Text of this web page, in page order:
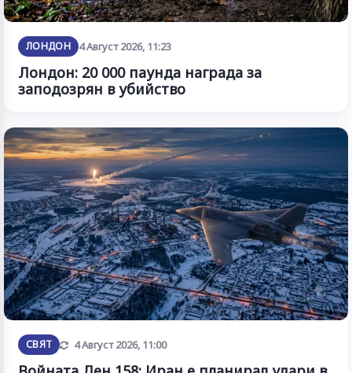
ЛОНДОН 4 Август 2026, 11:23
Лондон: 20 000 паунда награда за
заподозрян в убийство
СВЯТ Обновена
4 Август 2026, 11:00